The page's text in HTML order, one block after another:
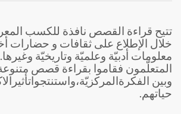
تتيح قراءة القصص نافذة للكسب
خلال الإطلاع على ثقافات و حضارات
معلومات أدبيّة وعلميّة وتاريخيّة
المتعلّمون فقاموا بقراءة قصص متنوعة
وبين
حياتهم.